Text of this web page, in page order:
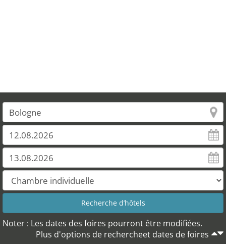
Noter : Les dates des foires pourront être modifiées.
Plus d'options de rechercheet dates de foires